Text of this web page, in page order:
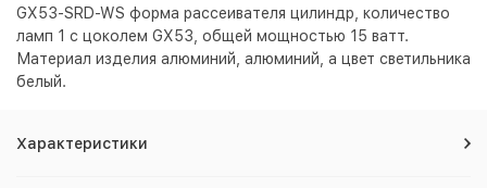
GX53-SRD-WS форма рассеивателя цилиндр, количество
ламп 1 с цоколем GX53, общей мощностью 15 ватт.
Материал изделия алюминий, алюминий, а цвет светильника
белый.
Характеристики